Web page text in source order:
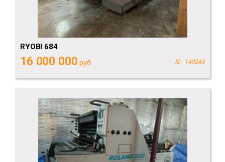
RYOBI 684
16 000 000 руб. ID - 149245